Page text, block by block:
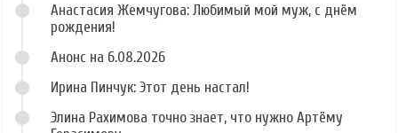
Анастасия Жемчугова: Любимый мой муж, с днём
рождения!
Анонс на 6.08.2026
Ирина Пинчук: Этот день настал!
Элина Рахимова точно знает, что нужно Артёму